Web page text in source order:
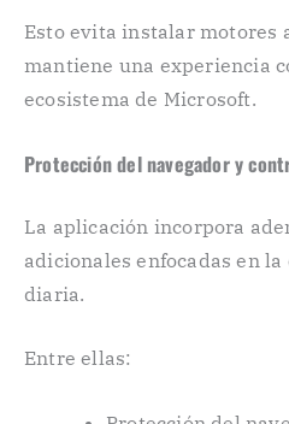
Esto evita instalar motores
mantiene una experiencia
ecosistema de Microsoft.
Protección del navegador y
La aplicación incorpora
adicionales enfocadas en
diaria.
Entre ellas: